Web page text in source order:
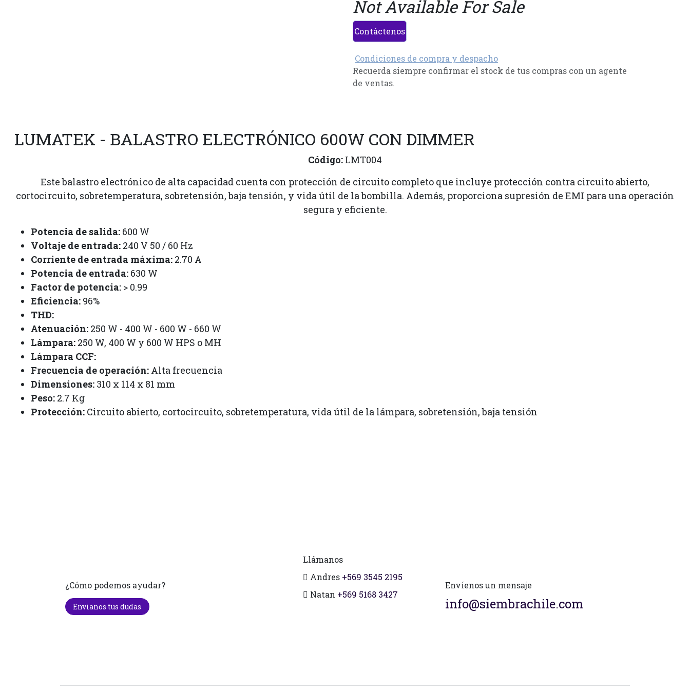
Not Available For Sale
Contáctenos
Condiciones de compra y despacho
Recuerda siempre confirmar el stock de tus compras con un agente
de ventas.
LUMATEK - BALASTRO ELECTRÓNICO 600W CON DIMMER
Código: LMT004
Este balastro electrónico de alta capacidad cuenta con protección de circuito completo que incluye protección contra circuito abierto,
cortocircuito, sobretemperatura, sobretensión, baja tensión, y vida útil de la bombilla. Además, proporciona supresión de EMI para una operación
segura y eficiente.
Potencia de salida: 600 W
Voltaje de entrada: 240 V 50 / 60 Hz
Corriente de entrada máxima: 2.70 A
Potencia de entrada: 630 W
Factor de potencia: > 0.99
Eficiencia: 96%
THD:
Atenuación: 250 W - 400 W - 600 W - 660 W
Lámpara: 250 W, 400 W y 600 W HPS o MH
Lámpara CCF:
Frecuencia de operación: Alta frecuencia
Dimensiones: 310 x 114 x 81 mm
Peso: 2.7 Kg
Protección: Circuito abierto, cortocircuito, sobretemperatura, vida útil de la lámpara, sobretensión, baja tensión
¿Cómo podemos ayudar?
Envianos tus dudas
Llámanos
Andres +569 3545 2195
Natan +569 5168 3427
Envíenos un mensaje
info@siembrachile.com